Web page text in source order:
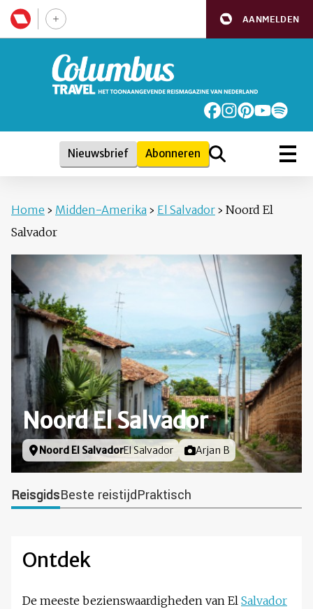
AANMELDEN
Nieuwsbrief Abonneren
Home › Midden-Amerika › El Salvador › Noord El
Salvador
Noord El Salvador
Locatie
Noord El SalvadorEl Salvador Foto door
Arjan B
ReisgidsBeste reistijdPraktisch
Ontdek
De meeste bezienswaardigheden van El Salvador